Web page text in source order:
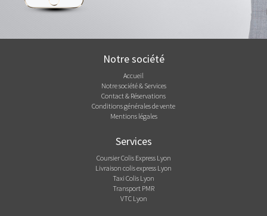
Notre société
Accueil
Notre société & Services
Contact & Réservations
Conditions générales de vente
Mentions légales
Services
Coursier Colis Express Lyon
Livraison colis express Lyon
Taxi Colis Lyon
Transport PMR
VTC Lyon